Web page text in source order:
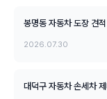
봉명동 자동차 도장 견
2026.07.30
대덕구 자동차 손세차